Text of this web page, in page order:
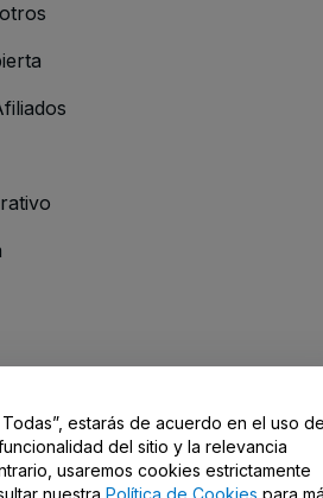
/ Contacto
estarás de acuerdo en el uso
del sitio y la relevancia
usaremos cookies estrictamente
nuestra Política de Cookies para